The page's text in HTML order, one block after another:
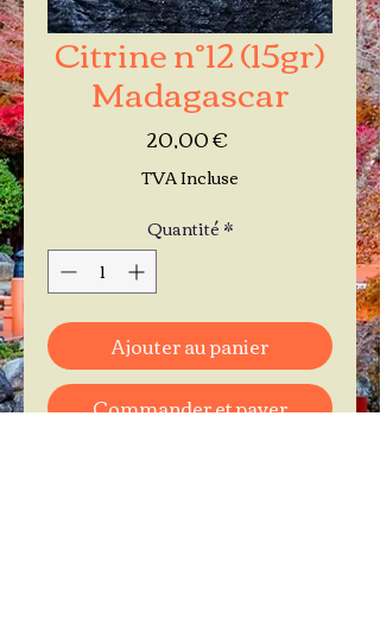
Citrine n°12 (15gr)
Madagascar
20,00 €Prix
TVA Incluse
Quantité*
Ajouter au panier
Commander et payer